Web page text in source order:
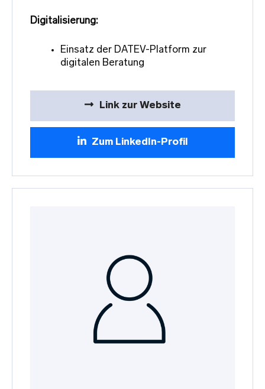
Digitalisierung:
Einsatz der DATEV-Platform zur
digitalen Beratung
Link zur Website
Zum LinkedIn-Profil